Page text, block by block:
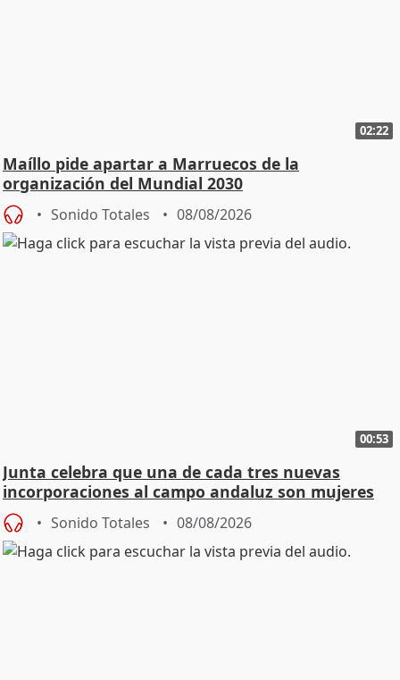
02:22
Maíllo pide apartar a Marruecos de la
organización del Mundial 2030
Sonido Totales 08/08/2026
00:53
Junta celebra que una de cada tres nuevas
incorporaciones al campo andaluz son mujeres
jóvenes
Sonido Totales 08/08/2026